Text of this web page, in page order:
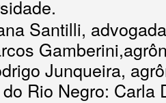
Santilli, advogada
Junqueira,
Rio Negro: Carla